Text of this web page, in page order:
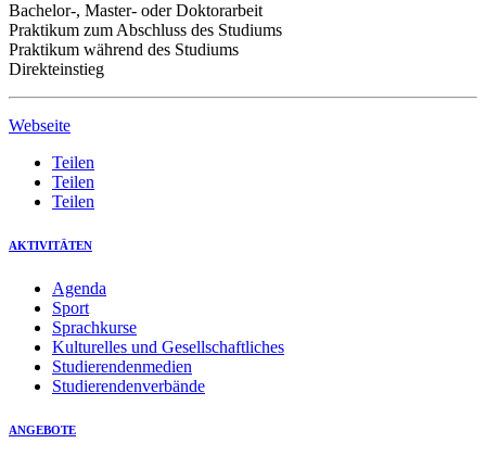
Bachelor-, Master- oder Doktorarbeit
Praktikum zum Abschluss des Studiums
Praktikum während des Studiums
Direkteinstieg
Webseite
Teilen
Teilen
Teilen
AKTIVITÄTEN
Agenda
Sport
Sprachkurse
Kulturelles und Gesellschaftliches
Studierendenmedien
Studierendenverbände
ANGEBOTE